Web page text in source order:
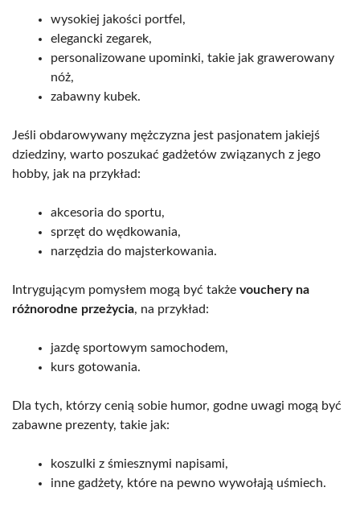
wysokiej jakości portfel,
elegancki zegarek,
personalizowane upominki, takie jak grawerowany
nóż,
zabawny kubek.
Jeśli obdarowywany mężczyzna jest pasjonatem jakiejś
dziedziny, warto poszukać gadżetów związanych z jego
hobby, jak na przykład:
akcesoria do sportu,
sprzęt do wędkowania,
narzędzia do majsterkowania.
Intrygującym pomysłem mogą być także vouchery na
różnorodne przeżycia, na przykład:
jazdę sportowym samochodem,
kurs gotowania.
Dla tych, którzy cenią sobie humor, godne uwagi mogą być
zabawne prezenty, takie jak:
koszulki z śmiesznymi napisami,
inne gadżety, które na pewno wywołają uśmiech.